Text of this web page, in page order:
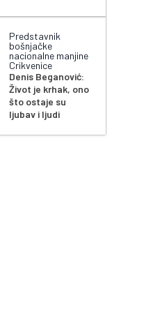
Predstavnik
bošnjačke
nacionalne manjine
Crikvenice
Denis Beganović:
Život je krhak, ono
što ostaje su
ljubav i ljudi